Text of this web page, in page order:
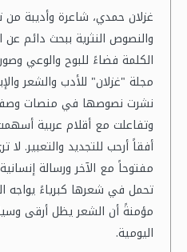
غزلان حمدي، شاعرة وأديبة من
والنصوص النثرية ببحث دائم
الكلمة فضاءً للبوح والوعي
مجلة "غزلان" للأدب والشعر
نشرت نصوصها في منصات
وتفاعلت مع أقلام عربية
أفقاً أرحب للتجديد والتعبير. لا
مفتوحاً مع الآخر ورسالة
تحمل في شعرها كبرياءً يواجه
مؤمنةً أن الشعر يظل أرقى
اليومية.